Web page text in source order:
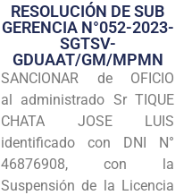
Transparencia
Seguridad
Programas
Intranet
RESOLUCIÓN DE SUB
GERENCIA N°052-2023-
SGTSV-
GDUAAT/GM/MPMN
SANCIONAR de OFICIO
al administrado Sr TIQUE
CHATA JOSE LUIS
identificado con DNI N°
46876908, con la
Suspensión de la Licencia